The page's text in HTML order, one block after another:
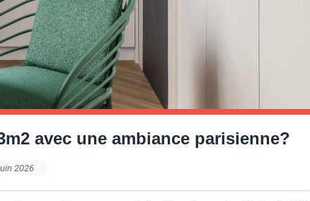
avec une ambiance parisienne?
2026